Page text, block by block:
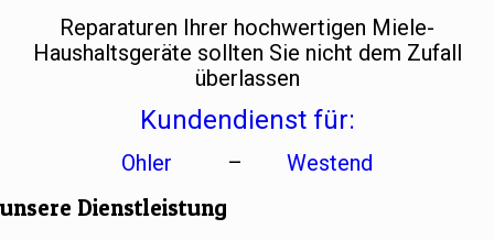
Reparaturen Ihrer hochwertigen Miele-
Haushaltsgeräte sollten Sie nicht dem Zufall
überlassen
Kundendienst für:
Ohler – Westend
unsere Dienstleistung